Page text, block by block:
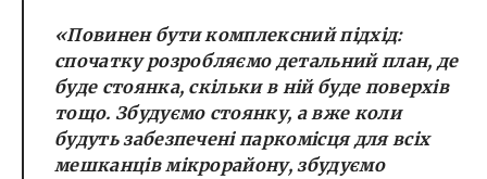
«Повинен бути комплексний підхід:
спочатку розробляємо детальний план, де
буде стоянка, скільки в ній буде поверхів
тощо. Збудуємо стоянку, а вже коли
будуть забезпечені паркомісця для всіх
мешканців мікрорайону, збудуємо